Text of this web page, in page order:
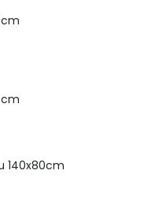
140x80cm